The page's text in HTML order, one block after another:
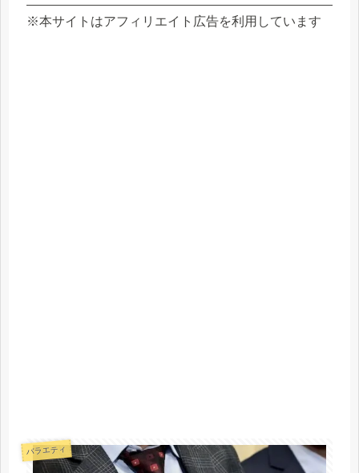
※本サイトはアフィリエイト広告を利用しています
バラエティ